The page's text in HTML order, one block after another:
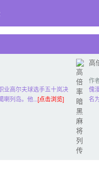
业高尔夫球选手五十岚决
喇列岛。他...[点击浏览]
高
作
也
傀
名